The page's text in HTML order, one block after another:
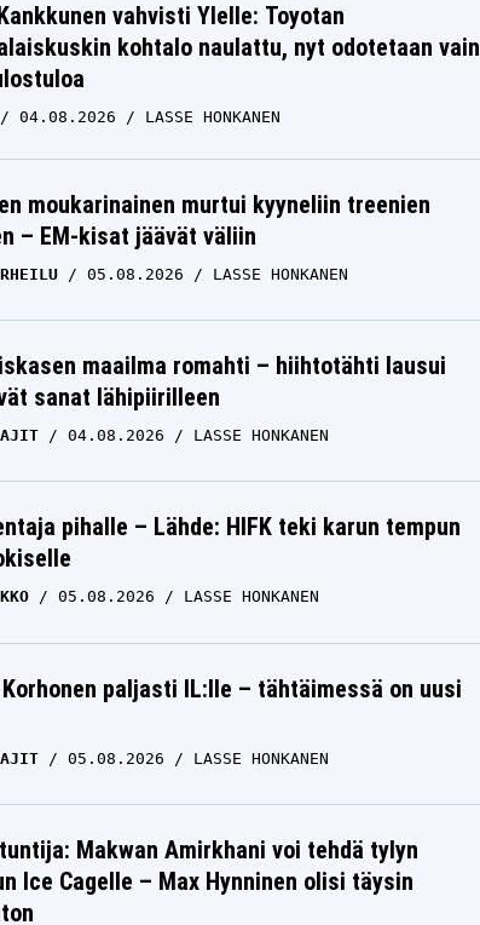
vahvisti Ylelle: Toyotan
kohtalo naulattu, nyt odotetaan vain
04.08.2026 LASSE HONKANEN
moukarinainen murtui kyyneliin treenien
– EM-kisat jäävät väliin
05.08.2026 LASSE HONKANEN
maailma romahti – hiihtotähti lausui
sanat lähipiirilleen
04.08.2026 LASSE HONKANEN
pihalle – Lähde: HIFK teki karun tempun
05.08.2026 LASSE HONKANEN
paljasti IL:lle – tähtäimessä on uusi
05.08.2026 LASSE HONKANEN
Makwan Amirkhani voi tehdä tylyn
Ice Cagelle – Max Hynninen olisi täysin